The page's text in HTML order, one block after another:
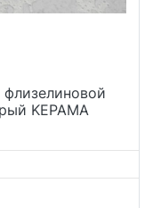
KЕРАМА